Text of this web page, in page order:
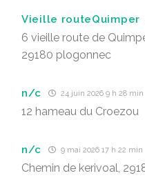
Vieille routeQuimper
6 vieille route de
29180 plogonnec
n/c 24 juin 2026 9 h 28 min
12 hameau du Croezou
n/c 9 mai 2026 17 h 22 min
Chemin de kerivoal,